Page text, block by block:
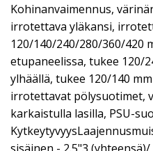
Kohinanvaimennus,
irrotettava yläkansi,
120/140/240/280/360/420
etupaneelissa, tukee 120/
ylhäällä, tukee 120/140
irrotettavat pölysuotimet,
karkaistulla lasilla, PSU-